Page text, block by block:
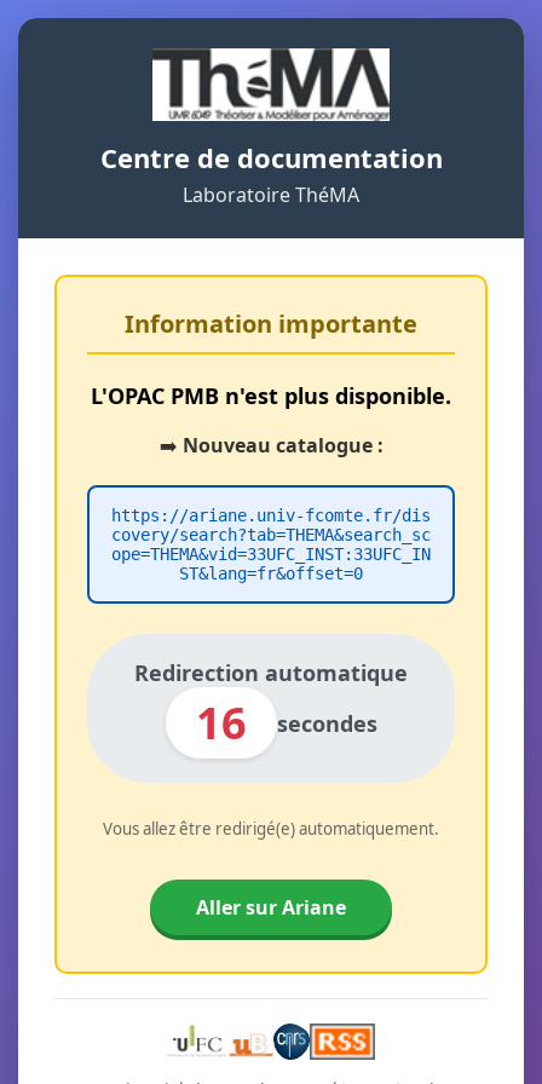
Centre de documentation
Laboratoire ThéMA
Information importante
L'OPAC PMB n'est plus disponible.
➡️ Nouveau catalogue :
https://ariane.univ-fcomte.fr/dis
covery/search?tab=THEMA&search_sc
ope=THEMA&vid=33UFC_INST:33UFC_IN
ST&lang=fr&offset=0
Redirection automatique
16 secondes
Vous allez être redirigé(e) automatiquement.
Aller sur Ariane